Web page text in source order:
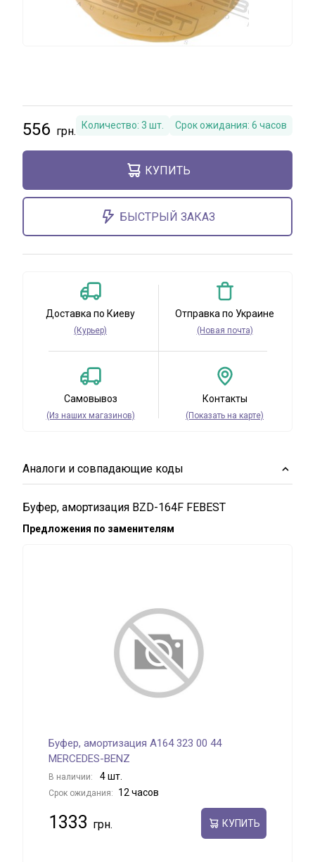
556 Количество: 3 шт. Срок ожидания: 6 часов
КУПИТЬ
БЫСТРЫЙ ЗАКАЗ
Доставка по Киеву
(Курьер)
Отправка по Украине
(Новая почта)
Самовывоз
(Из наших магазинов)
Контакты
(Показать на карте)
Аналоги и совпадающие коды
Буфер, амортизация BZD-164F FEBEST
Предложения по заменителям
Буфер, амортизация A164 323 00 44
MERCEDES-BENZ
В наличии: 4 шт.
Срок ожидания: 12 часов
1333 КУПИТЬ